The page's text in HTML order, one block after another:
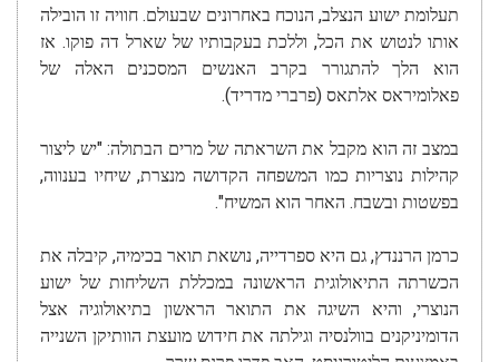
תעלומת ישוע הנצלב, הנוכח באחרונים שבעולם. חוויה זו הובילה
אותו לנטוש את הכל, וללכת בעקבותיו של שארל דה פוקו. אז
הוא הלך להתגורר בקרב האנשים המסכנים האלה של
פאלומיראס אלתאס (פרברי מדריד).
במצב זה הוא מקבל את השראתה של מרים הבתולה: "יש ליצור
קהילות נוצריות כמו המשפחה הקדושה מנצרת, שיחיו בענווה,
בפשטות ובשבח. האחר הוא המשיח".
כרמן הרננדץ, גם היא ספרדייה, נושאת תואר בכימיה, קיבלה את
הכשרתה התיאולוגית הראשונה במכללת השליחות של ישוע
הנוצרי, והיא השיגה את התואר הראשון בתיאולוגיה אצל
הדומיניקנים בוולנסיה וגילתה את חידוש מועצת הוותיקן השנייה